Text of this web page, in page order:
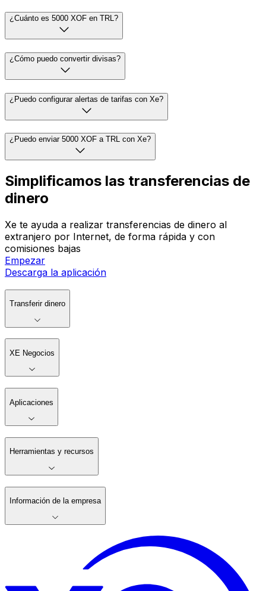
¿Cuánto es 5000 XOF en TRL?
¿Cómo puedo convertir divisas?
¿Puedo configurar alertas de tarifas con Xe?
¿Puedo enviar 5000 XOF a TRL con Xe?
Simplificamos las transferencias de
dinero
Xe te ayuda a realizar transferencias de dinero al
extranjero por Internet, de forma rápida y con
comisiones bajas
Empezar
Descarga la aplicación
Transferir dinero
XE Negocios
Aplicaciones
Herramientas y recursos
Información de la empresa